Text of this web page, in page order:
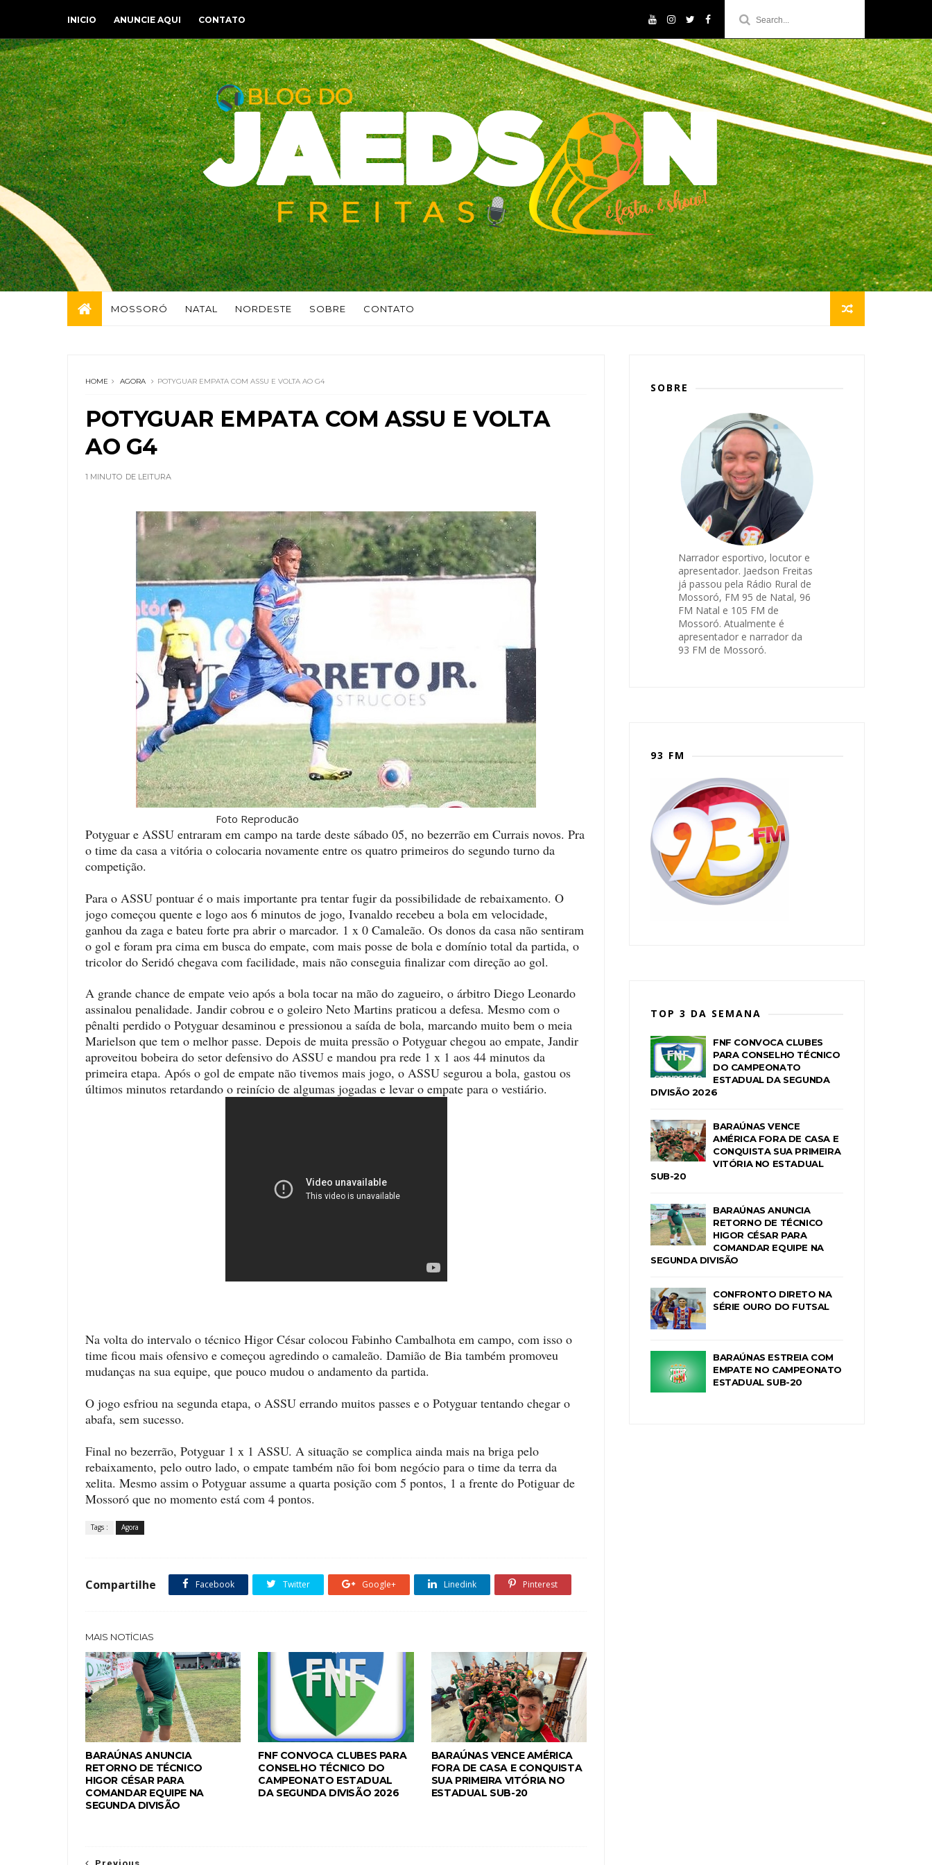
INICIO ANUNCIE AQUI CONTATO
MOSSORÓ NATAL NORDESTE SOBRE CONTATO
HOME AGORA POTYGUAR EMPATA COM ASSU E VOLTA AO G4
POTYGUAR EMPATA COM ASSU E VOLTA
AO G4
1 MINUTO DE LEITURA
Foto Reproducão
Potyguar e ASSU entraram em campo na tarde deste sábado 05, no bezerrão em Currais novos. Pra
o time da casa a vitória o colocaria novamente entre os quatro primeiros do segundo turno da
competição.
Para o ASSU pontuar é o mais importante pra tentar fugir da possibilidade de rebaixamento. O
jogo começou quente e logo aos 6 minutos de jogo, Ivanaldo recebeu a bola em velocidade,
ganhou da zaga e bateu forte pra abrir o marcador. 1 x 0 Camaleão. Os donos da casa não sentiram
o gol e foram pra cima em busca do empate, com mais posse de bola e domínio total da partida, o
tricolor do Seridó chegava com facilidade, mais não conseguia finalizar com direção ao gol.
A grande chance de empate veio após a bola tocar na mão do zagueiro, o árbitro Diego Leonardo
assinalou penalidade. Jandir cobrou e o goleiro Neto Martins praticou a defesa. Mesmo com o
pênalti perdido o Potyguar desaminou e pressionou a saída de bola, marcando muito bem o meia
Marielson que tem o melhor passe. Depois de muita pressão o Potyguar chegou ao empate, Jandir
aproveitou bobeira do setor defensivo do ASSU e mandou pra rede 1 x 1 aos 44 minutos da
primeira etapa. Após o gol de empate não tivemos mais jogo, o ASSU segurou a bola, gastou os
últimos minutos retardando o reinício de algumas jogadas e levar o empate para o vestiário.
Na volta do intervalo o técnico Higor César colocou Fabinho Cambalhota em campo, com isso o
time ficou mais ofensivo e começou agredindo o camaleão. Damião de Bia também promoveu
mudanças na sua equipe, que pouco mudou o andamento da partida.
O jogo esfriou na segunda etapa, o ASSU errando muitos passes e o Potyguar tentando chegar o
abafa, sem sucesso.
Final no bezerrão, Potyguar 1 x 1 ASSU. A situação se complica ainda mais na briga pelo
rebaixamento, pelo outro lado, o empate também não foi bom negócio para o time da terra da
xelita. Mesmo assim o Potyguar assume a quarta posição com 5 pontos, 1 a frente do Potiguar de
Mossoró que no momento está com 4 pontos.
Tags : Agora
Compartilhe Facebook Twitter Google+ Linedink Pinterest
MAIS NOTÍCIAS
BARAÚNAS ANUNCIA
RETORNO DE TÉCNICO
HIGOR CÉSAR PARA
COMANDAR EQUIPE NA
SEGUNDA DIVISÃO
FNF CONVOCA CLUBES PARA
CONSELHO TÉCNICO DO
CAMPEONATO ESTADUAL
DA SEGUNDA DIVISÃO 2026
BARAÚNAS VENCE AMÉRICA
FORA DE CASA E CONQUISTA
SUA PRIMEIRA VITÓRIA NO
ESTADUAL SUB-20
SOBRE
Narrador esportivo, locutor e
apresentador. Jaedson Freitas
já passou pela Rádio Rural de
Mossoró, FM 95 de Natal, 96
FM Natal e 105 FM de
Mossoró. Atualmente é
apresentador e narrador da
93 FM de Mossoró.
93 FM
TOP 3 DA SEMANA
FNF CONVOCA CLUBES
PARA CONSELHO TÉCNICO
DO CAMPEONATO
ESTADUAL DA SEGUNDA
DIVISÃO 2026
BARAÚNAS VENCE
AMÉRICA FORA DE CASA E
CONQUISTA SUA PRIMEIRA
VITÓRIA NO ESTADUAL
SUB-20
BARAÚNAS ANUNCIA
RETORNO DE TÉCNICO
HIGOR CÉSAR PARA
COMANDAR EQUIPE NA
SEGUNDA DIVISÃO
CONFRONTO DIRETO NA
SÉRIE OURO DO FUTSAL
BARAÚNAS ESTREIA COM
EMPATE NO CAMPEONATO
ESTADUAL SUB-20